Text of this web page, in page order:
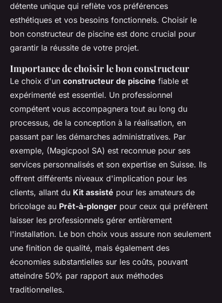
détente unique qui reflète vos préférences
esthétiques et vos besoins fonctionnels. Choisir le
bon constructeur de piscine est donc crucial pour
garantir la réussite de votre projet.
Importance de choisir le bon constructeur
Le choix d'un constructeur de piscine fiable et
expérimenté est essentiel. Un professionnel
compétent vous accompagnera tout au long du
processus, de la conception à la réalisation, en
passant par les démarches administratives. Par
exemple, (Magicpool SA) est reconnue pour ses
services personnalisés et son expertise en Suisse. Ils
offrent différents niveaux d'implication pour les
clients, allant du Kit assisté pour les amateurs de
bricolage au Prêt-à-plonger pour ceux qui préfèrent
laisser les professionnels gérer entièrement
l'installation. Le bon choix vous assure non seulement
une finition de qualité, mais également des
économies substantielles sur les coûts, pouvant
atteindre 50% par rapport aux méthodes
traditionnelles.